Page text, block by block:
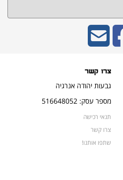
צרו קשר
גבעות יהודה אנרגיה
מספר עסק: 516648052
תנאי רכישה
צרו קשר
שתפו אותנו!